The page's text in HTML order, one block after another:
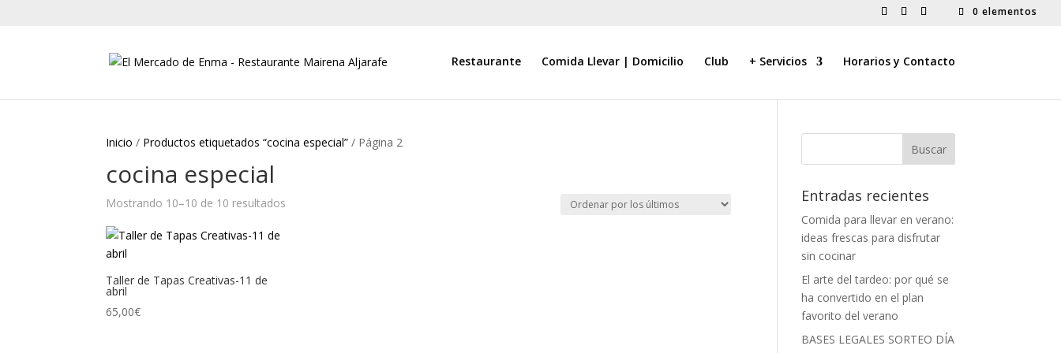
0 elementos
Restaurante Comida Llevar | Domicilio Club + Servicios Horarios y Contacto
Inicio / Productos etiquetados “cocina especial” / Página 2
cocina especial
Mostrando 10–10 de 10 resultados
Taller de Tapas Creativas-11 de
abril
65,00€
Entradas recientes
Comida para llevar en verano:
ideas frescas para disfrutar
sin cocinar
El arte del tardeo: por qué se
ha convertido en el plan
favorito del verano
BASES LEGALES SORTEO DÍA